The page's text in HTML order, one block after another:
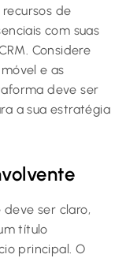
de
com suas
Considere
e as
deve ser
a sua estratégia
ser claro,
título
principal. O